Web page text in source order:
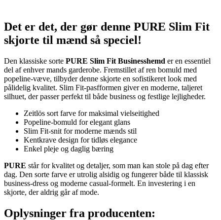
Det er det, der gør denne PURE Slim Fit
skjorte til mænd så speciel!
Den klassiske sorte PURE Slim Fit Businesshemd er en essentiel
del af enhver mands garderobe. Fremstillet af ren bomuld med
popeline-væve, tilbyder denne skjorte en sofistikeret look med
pålidelig kvalitet. Slim Fit-pasfformen giver en moderne, taljeret
silhuet, der passer perfekt til både business og festlige lejligheder.
Zeitlös sort farve for maksimal vielseitighed
Popeline-bomuld for elegant glans
Slim Fit-snit for moderne mænds stil
Kentkrave design for tidløs elegance
Enkel pleje og daglig bæring
PURE står for kvalitet og detaljer, som man kan stole på dag efter
dag. Den sorte farve er utrolig alsidig og fungerer både til klassisk
business-dress og moderne casual-formelt. En investering i en
skjorte, der aldrig går af mode.
Oplysninger fra producenten: